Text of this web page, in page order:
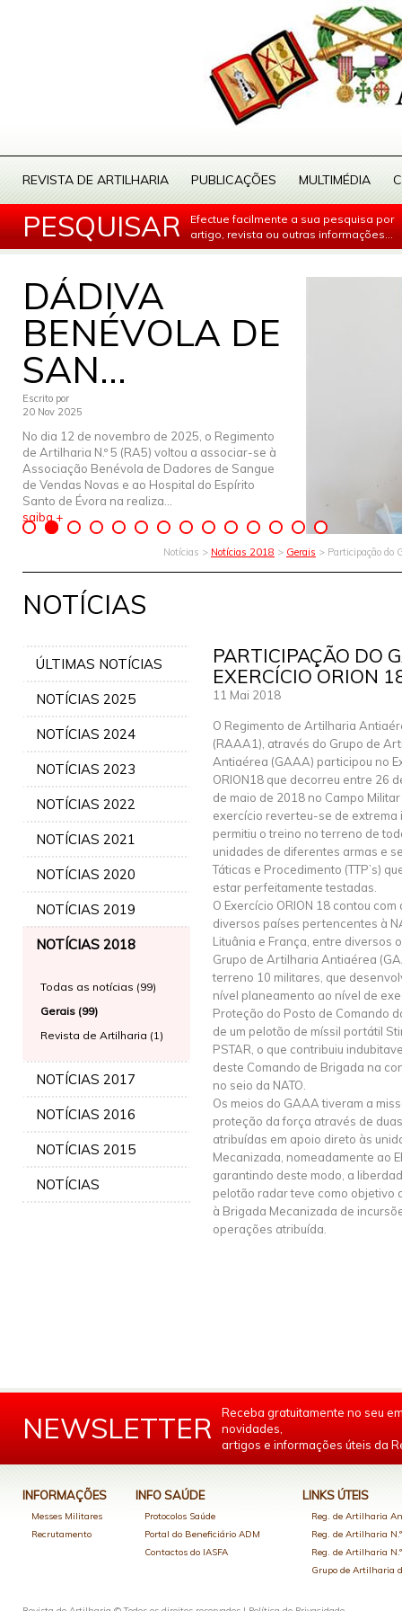
REVISTA DE ARTILHARIA PUBLICAÇÕES MULTIMÉDIA
PESQUISAR
Efectue facilmente a sua pesquisa por
artigo, revista ou outras informações...
DÁDIVA
BENÉVOLA DE
SAN...
Escrito por
20 Nov 2025
No dia 12 de novembro de 2025, o Regimento
de Artilharia N.º 5 (RA5) voltou a associar-se à
Associação Benévola de Dadores de Sangue
de Vendas Novas e ao Hospital do Espírito
Santo de Évora na realiza...
saiba +
Notícias > Notícias 2018 > Gerais > Participação do
NOTÍCIAS
ÚLTIMAS NOTÍCIAS
NOTÍCIAS 2025
NOTÍCIAS 2024
NOTÍCIAS 2023
NOTÍCIAS 2022
NOTÍCIAS 2021
NOTÍCIAS 2020
NOTÍCIAS 2019
NOTÍCIAS 2018
Todas as notícias (99)
Gerais (99)
Revista de Artilharia (1)
NOTÍCIAS 2017
NOTÍCIAS 2016
NOTÍCIAS 2015
NOTÍCIAS
PARTICIPAÇÃO DO
EXERCÍCIO ORION
11 Mai 2018
O Regimento de Artilharia
(RAAA1), através do Grupo de
Antiaérea (GAAA) participou no
ORION18 que decorreu entre 26
de maio de 2018 no Campo
exercício reverteu-se de extrema
permitiu o treino no terreno de
unidades de diferentes armas e
Táticas e Procedimento (TTP’s)
estar perfeitamente testadas.
O Exercício ORION 18 contou
diversos países pertencentes à
Lituânia e França, entre diversos
Grupo de Artilharia Antiaérea
terreno 10 militares, que
nível planeamento ao nível de
Proteção do Posto de Comando
de um pelotão de míssil portátil
PSTAR, o que contribuiu
deste Comando de Brigada na
no seio da NATO.
Os meios do GAAA tiveram a
proteção da força através de
atribuídas em apoio direto às
Mecanizada, nomeadamente ao
garantindo deste modo, a
pelotão radar teve como objetivo
à Brigada Mecanizada de
operações atribuída.
NEWSLETTER
Receba gratuitamente no seu
novidades,
artigos e informações úteis da
INFORMAÇÕES
Messes Militares
Recrutamento
INFO SAÚDE
Protocolos Saúde
Portal do Beneficiário ADM
Contactos do IASFA
LINKS ÚTEIS
Reg. de Artilharia
Reg. de Artilharia
Reg. de Artilharia
Grupo de Artilharia